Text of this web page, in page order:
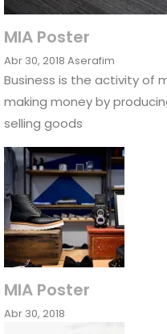
MIA Poster
Abr 30, 2018 Aserafim
Business is the activity of
making money by
selling goods
MIA Poster
Abr 30, 2018